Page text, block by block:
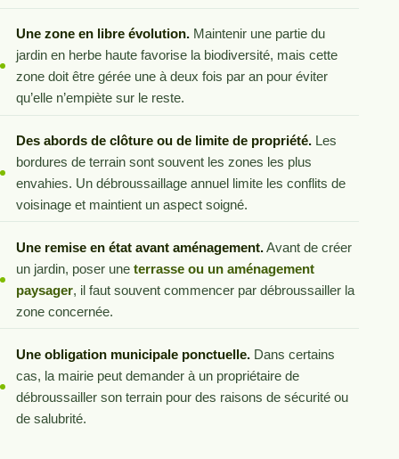
Une zone en libre évolution.Maintenir une partie du
jardin en herbe haute favorise la biodiversité, mais cette
zone doit être gérée une à deux fois par an pour éviter
qu’elle n’empiète sur le reste.
Des abords de clôture ou de limite de propriété.Les
bordures de terrain sont souvent les zones les plus
envahies. Un débroussaillage annuel limite les conflits de
voisinage et maintient un aspect soigné.
Une remise en état avant aménagement.Avant de créer
un jardin, poser une terrasse ou un aménagement
paysager, il faut souvent commencer par débroussailler la
zone concernée.
Une obligation municipale ponctuelle.Dans certains
cas, la mairie peut demander à un propriétaire de
débroussailler son terrain pour des raisons de sécurité ou
de salubrité.